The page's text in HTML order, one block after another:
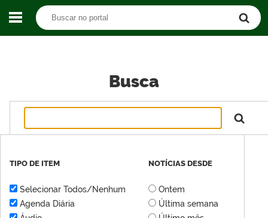
Busca
TIPO DE ITEM
Selecionar Todos/Nenhum
Agenda Diária
NOTÍCIAS DESDE
Ontem
Última semana